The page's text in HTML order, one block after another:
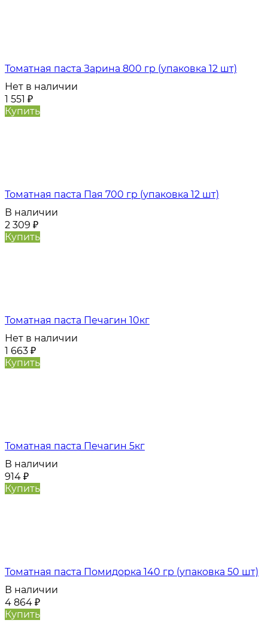
Томатная паста Зарина 800 гр (упаковка 12 шт)
Нет в наличии
1 551 ₽
Купить
Томатная паста Пая 700 гр (упаковка 12 шт)
В наличии
2 309 ₽
Купить
Томатная паста Печагин 10кг
Нет в наличии
1 663 ₽
Купить
Томатная паста Печагин 5кг
В наличии
914 ₽
Купить
Томатная паста Помидорка 140 гр (упаковка 50 шт)
В наличии
4 864 ₽
Купить